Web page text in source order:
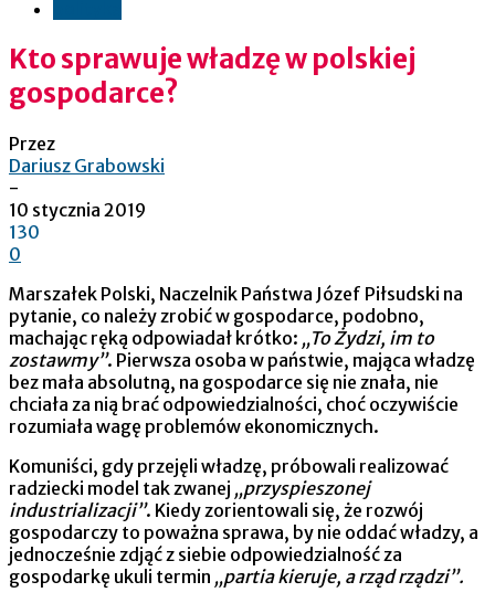
Kto sprawuje władzę w polskiej
gospodarce?
Przez
Dariusz Grabowski
-
10 stycznia 2019
130
0
Marszałek Polski, Naczelnik Państwa Józef Piłsudski na
pytanie, co należy zrobić w gospodarce, podobno,
machając ręką odpowiadał krótko: „To Żydzi, im to
zostawmy”. Pierwsza osoba w państwie, mająca władzę
bez mała absolutną, na gospodarce się nie znała, nie
chciała za nią brać odpowiedzialności, choć oczywiście
rozumiała wagę problemów ekonomicznych.
Komuniści, gdy przejęli władzę, próbowali realizować
radziecki model tak zwanej „przyspieszonej
industrializacji”. Kiedy zorientowali się, że rozwój
gospodarczy to poważna sprawa, by nie oddać władzy, a
jednocześnie zdjąć z siebie odpowiedzialność za
gospodarkę ukuli termin „partia kieruje, a rząd rządzi”.